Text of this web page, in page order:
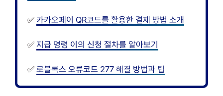
✅ 카카오페이 QR코드를 활용한 결제 방법 소개
✅ 지급 명령 이의 신청 절차를 알아보기
✅ 로블록스 오류코드 277 해결 방법과 팁